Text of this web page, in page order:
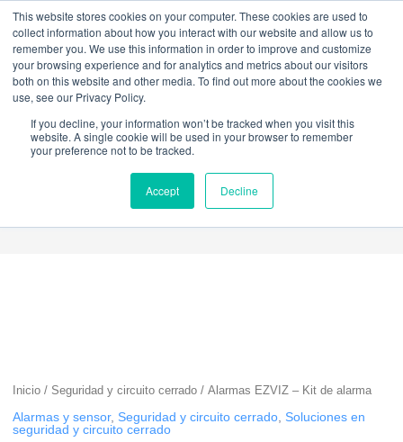
This website stores cookies on your computer. These cookies are used to
collect information about how you interact with our website and allow us to
remember you. We use this information in order to improve and customize
your browsing experience and for analytics and metrics about our visitors
both on this website and other media. To find out more about the cookies we
use, see our Privacy Policy.
If you decline, your information won’t be tracked when you visit this
website. A single cookie will be used in your browser to remember
your preference not to be tracked.
Accept Decline
W
h
a
t
s
a
p
F
a
c
e
b
k
Y
o
u
t
u
I
n
s
t
a
a
m
L
i
n
k
e
n
mercadeo@grupoeib.comWhatsApp:+57
3103229640PBX: + 601 342 80 45
BLOG CONTACTO
Inicio / Seguridad y circuito cerrado / Alarmas EZVIZ – Kit de alarma
Alarmas y sensor, Seguridad y circuito cerrado, Soluciones en
seguridad y circuito cerrado